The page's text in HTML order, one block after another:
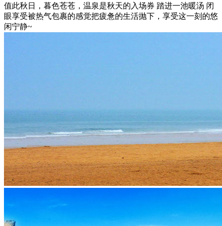
值此秋日，暮色苍苍，温泉是秋天的入场券 踏进一池暖汤 闭
眼享受被热气包裹的感觉把疲惫的生活抛下，享受这一刻的悠
闲宁静~